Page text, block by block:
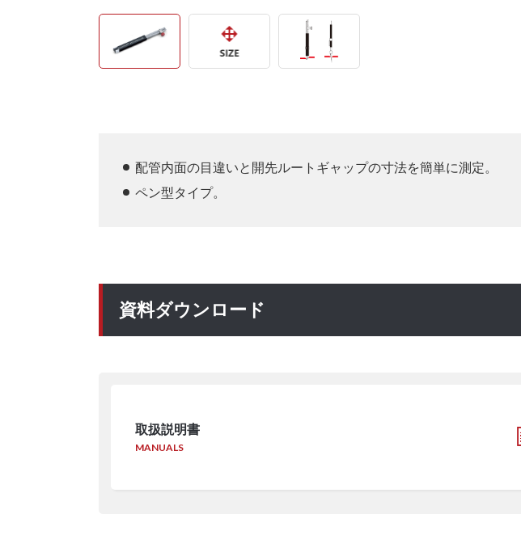
配管内面の目違いと開先ルートギャップの寸法を簡単に測定。
ペン型タイプ。
資料ダウンロード
取扱説明書
MANUALS